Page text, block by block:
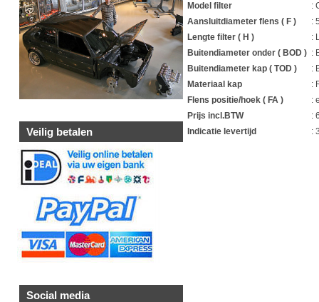
Veilig betalen
Social media
Model filter
:
Aansluitdiameter flens ( F )
:
Lengte filter ( H )
:
Buitendiameter onder ( BOD ) :
Buitendiameter kap ( TOD )
:
Materiaal kap
:
Flens positie/hoek ( FA )
:
Prijs incl.BTW
:
Indicatie levertijd
: